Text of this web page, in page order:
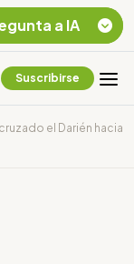
Suscribirse
el Darién hacia
a IA
Ecuador